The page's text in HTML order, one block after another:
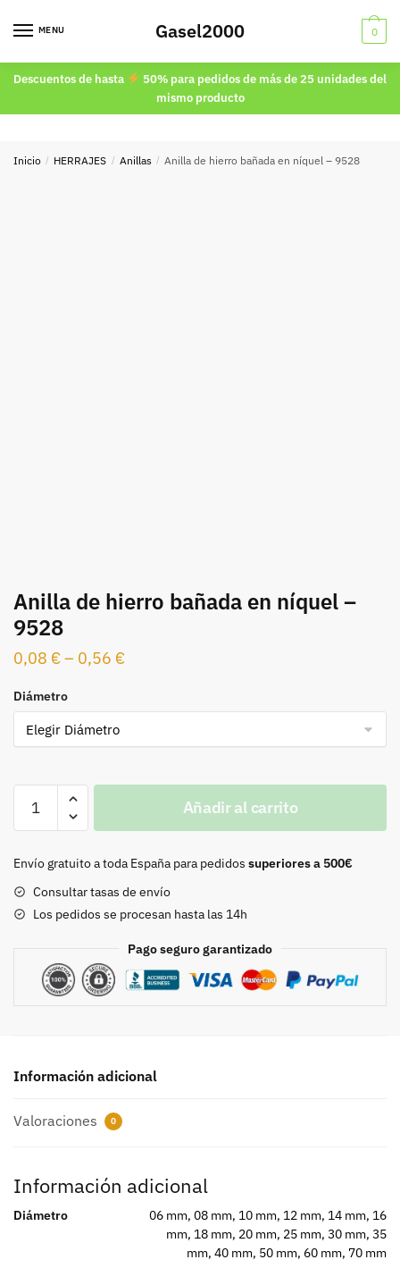
MENU Gasel2000 0
Descuentos de hasta
50% para pedidos de más de 25 unidades del
mismo producto
Inicio / HERRAJES / Anillas / Anilla de hierro bañada en níquel – 9528
Anilla de hierro bañada en níquel –
9528
0,08 €– 0,56 €
Diámetro
bañada
níquel
-
cantidad
Añadir al carrito
Envío gratuito a toda España para pedidos superiores a 500€
Consultar tasas de envío
Los pedidos se procesan hasta las 14h
Pago seguro garantizado
Información adicional
Valoraciones 0
Información adicional
Diámetro
06 mm, 08 mm, 10 mm, 12 mm, 14 mm, 16
mm, 18 mm, 20 mm, 25 mm, 30 mm, 35
mm, 40 mm, 50 mm, 60 mm, 70 mm